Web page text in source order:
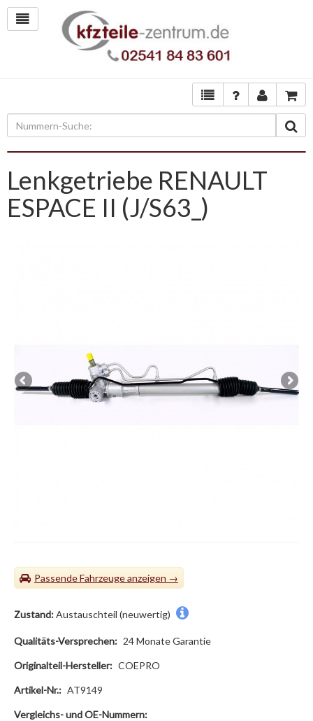
Lenkgetriebe RENAULT
ESPACE II (J/S63_)
Passende Fahrzeuge
Zustand:Austauschteil (neuwertig)
Qualitäts-Versprechen: 24 Monate Garantie
Originalteil-Hersteller: COEPRO
Artikel-Nr.: AT9149
Vergleichs- und OE-Nummern: